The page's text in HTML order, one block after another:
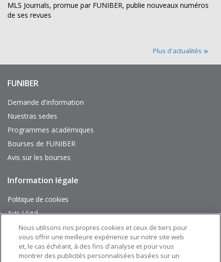
MLS Journals, promue par FUNIBER, publie nouveaux numéros
de ses revues
Plus d'actualités
Enlaces
interés
FUNIBER
Demande d'information
Nuestras sedes
Programmes académiques
Bourses de FUNIBER
Avis sur les bourses
Pie
página
Information légale
Politique de cookies
Avis Légal
Plan du site
Suivez nous sur:
Nous utilisons nos propres cookies et ceux de tiers pour
vous offrir une meilleure expérience sur notre site web
et, le cas échéant, à des fins d'analyse et pour vous
montrer des publicités personnalisées basées sur un